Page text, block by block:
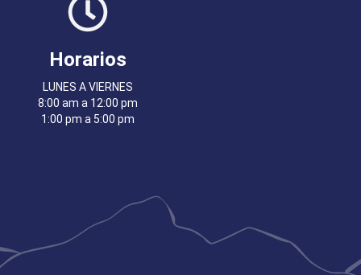
Horarios
LUNES A VIERNES
8:00 am a 12:00 pm
1:00 pm a 5:00 pm